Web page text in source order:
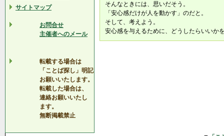
サイトマップ
お問合せ
主催者へのメール
転載する場合は
「ことば探し」明記
お願いいたします。
転載した場合は、
連絡お願いいたし
ます。
無断掲載禁止
そんなときには、思いだそう。
「安心感だけが人を動かす」のだと。
そして、考えよう。
安心感を与えるために、どうしたらいいか